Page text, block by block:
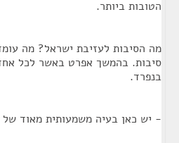
הטובות ביותר.
מה הסיבות לעזיבת ישראל? מה
סיבות. בהמשך אפרט באשר לכל
בנפרד.
- יש כאן בעיה משמעותית מאוד